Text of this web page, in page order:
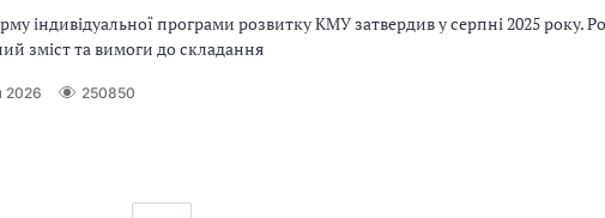
індивідуальної програми розвитку КМУ затвердив у серпні 2025 року.
зміст та вимоги до складання
2026 250850